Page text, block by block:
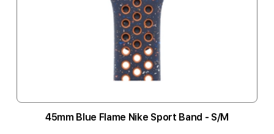
45mm Blue Flame Nike Sport Band - S/M